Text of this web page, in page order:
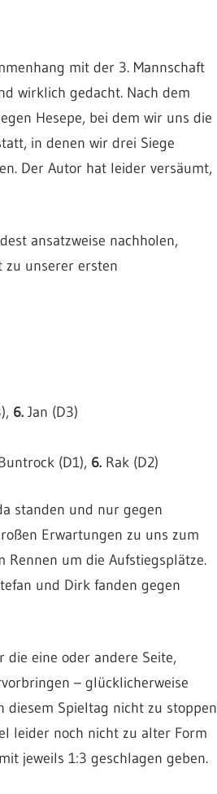
mit der 3. Mannschaft
wirklich gedacht. Nach dem
Hesepe, bei dem wir uns die
in denen wir drei Siege
Der Autor hat leider versäumt,
ansatzweise nachholen,
zu unserer ersten
6.Jan (D3)
(D1), 6.Rak (D2)
standen und nur gegen
Erwartungen zu uns zum
um die Aufstiegsplätze.
und Dirk fanden gegen
eine oder andere Seite,
– glücklicherweise
diesem Spieltag nicht zu stoppen
leider noch nicht zu alter Form
jeweils 1:3 geschlagen geben.